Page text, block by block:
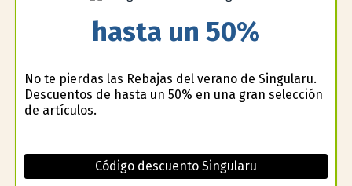
hasta un 50%
No te pierdas las Rebajas del verano de Singularu.
Descuentos de hasta un 50% en una gran selección
de artículos.
Código descuento Singularu